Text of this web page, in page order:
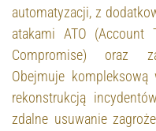
automatyzacji, z
atakami ATO (Account
Compromise) oraz
Obejmuje
rekonstrukcją
zdalne usuwanie